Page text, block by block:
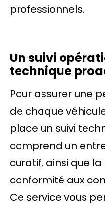
professionnels.
Un suivi
technique
Pour assurer une
de chaque
place un suivi
comprend un
curatif, ainsi que
conformité aux
Ce service vous